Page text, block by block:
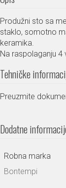
Produžni sto sa
staklo, somotno
keramika.
Na raspolaganju
Tehničke
Preuzmite
Dodatne
Robna marka
Bontempi